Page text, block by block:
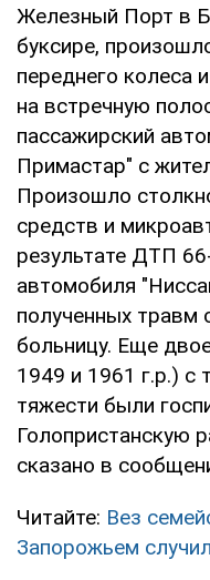
Железный Порт в
буксире,
переднего колеса
на встречную
пассажирский
Примастар" с
Произошло
средств и
результате ДТП
автомобиля
полученных травм
больницу. Еще
1949 и 1961 г.р.) с
тяжести были
Голопристанскую
сказано в
Читайте: Вез
Запорожьем